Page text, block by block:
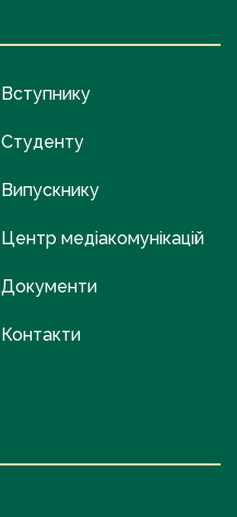
Вступнику
Студенту
Випускнику
Центр медіакомунікацій
Документи
Контакти